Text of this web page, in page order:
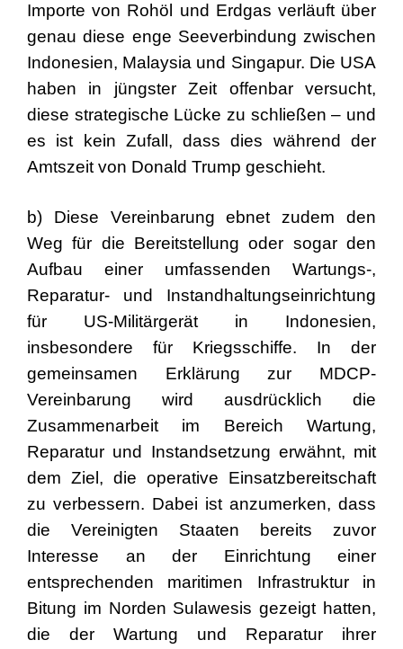
Importe von Rohöl und Erdgas verläuft über
genau diese enge Seeverbindung zwischen
Indonesien, Malaysia und Singapur. Die USA
haben in jüngster Zeit offenbar versucht,
diese strategische Lücke zu schließen – und
es ist kein Zufall, dass dies während der
Amtszeit von Donald Trump geschieht.
b) Diese Vereinbarung ebnet zudem den
Weg für die Bereitstellung oder sogar den
Aufbau einer umfassenden Wartungs-,
Reparatur- und Instandhaltungseinrichtung
für US-Militärgerät in Indonesien,
insbesondere für Kriegsschiffe. In der
gemeinsamen Erklärung zur MDCP-
Vereinbarung wird ausdrücklich die
Zusammenarbeit im Bereich Wartung,
Reparatur und Instandsetzung erwähnt, mit
dem Ziel, die operative Einsatzbereitschaft
zu verbessern. Dabei ist anzumerken, dass
die Vereinigten Staaten bereits zuvor
Interesse an der Einrichtung einer
entsprechenden maritimen Infrastruktur in
Bitung im Norden Sulawesis gezeigt hatten,
die der Wartung und Reparatur ihrer